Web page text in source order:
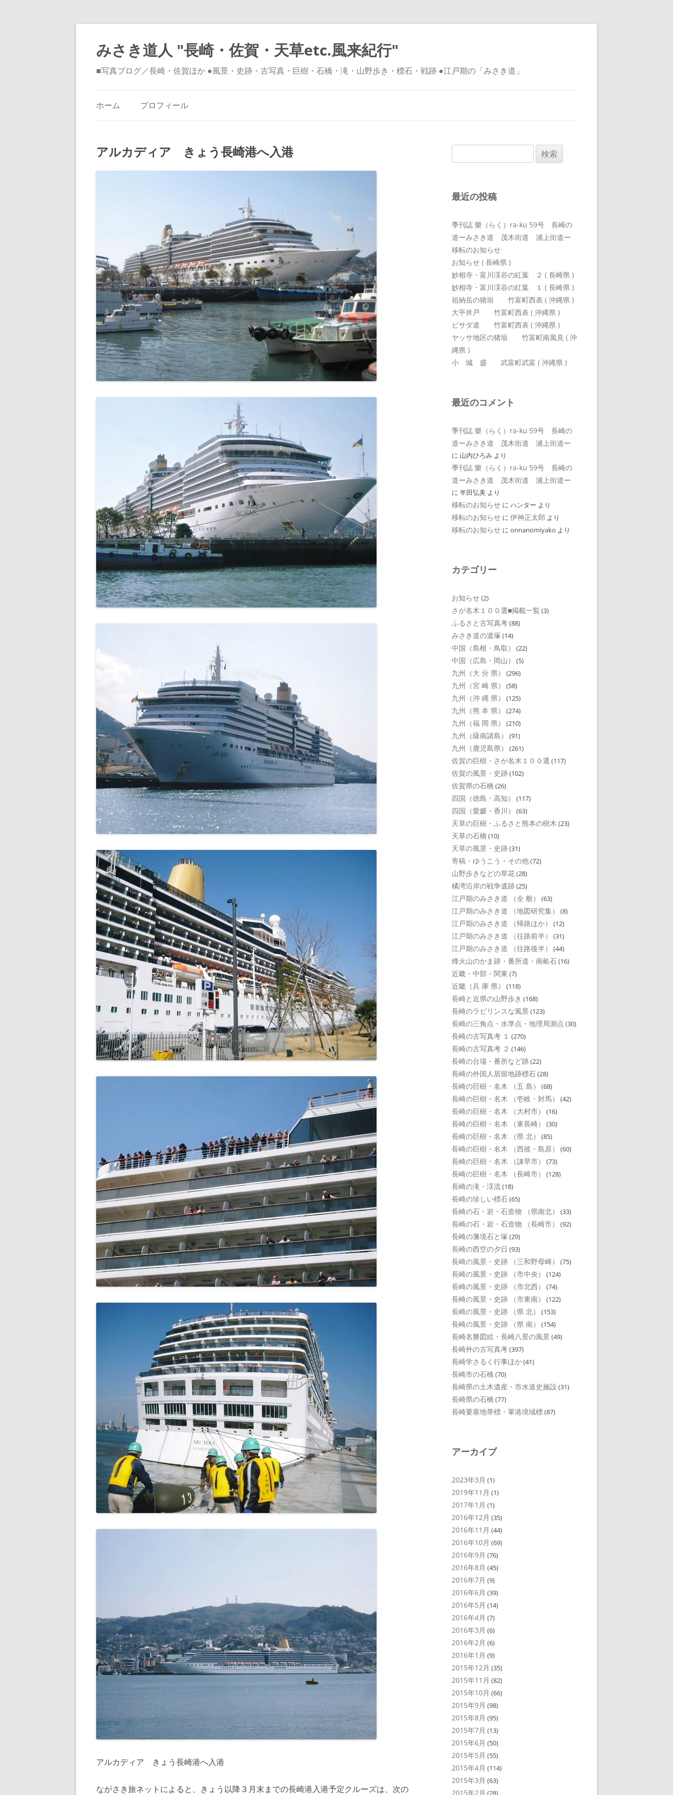
みさき道人 "長崎・佐賀・天草etc.風来紀行"
■写真ブログ／長崎・佐賀ほか ●風景・史跡・古写真・巨樹・石橋・滝・山野歩き・標石・戦跡 ●江戸期の「みさき道」
ホーム プロフィール
アルカディア きょう長崎港へ入港
アルカディア きょう長崎港へ入港
ながさき旅ネットによると、きょう以降３月末までの長崎港入港予定クルーズは、次の
索:
最近の投稿
季刊誌 樂（らく）ra-ku 59号 長崎の
道ーみさき道 茂木街道 浦上街道ー
移転のお知らせ
お知らせ ( 長崎県 )
妙相寺・富川渓谷の紅葉 ２ ( 長崎県 )
妙相寺・富川渓谷の紅葉 １ ( 長崎県 )
祖納岳の猪垣 竹富町西表 ( 沖縄県 )
大平井戸 竹富町西表 ( 沖縄県 )
ピサダ道 竹富町西表 ( 沖縄県 )
ヤッサ地区の猪垣 竹富町南風見 ( 沖
縄県 )
小 城 盛 武富町武富 ( 沖縄県 )
最近のコメント
季刊誌 樂（らく）ra-ku 59号 長崎の
道ーみさき道 茂木街道 浦上街道ー
に 山内ひろみ より
季刊誌 樂（らく）ra-ku 59号 長崎の
道ーみさき道 茂木街道 浦上街道ー
に 半田弘美 より
移転のお知らせ に ハンター より
移転のお知らせ に 伊神正太郎 より
移転のお知らせ に onnanomiyako より
カテゴリー
お知らせ(2)
さが名木１００選■掲載一覧 (3)
ふるさと古写真考(88)
みさき道の道塚 (14)
中国（島根・鳥取） (22)
中国（広島・岡山） (5)
九州（大 分 県） (296)
九州（宮 崎 県） (58)
九州（沖 縄 県） (125)
九州（熊 本 県） (274)
九州（福 岡 県） (210)
九州（薩南諸島） (91)
九州（鹿児島県） (261)
佐賀の巨樹・さが名木１００選 (117)
佐賀の風景・史跡(102)
佐賀県の石橋 (26)
四国（徳島・高知） (117)
四国（愛媛・香川） (63)
天草の巨樹・ふるさと熊本の樹木 (23)
天草の石橋 (10)
天草の風景・史跡(31)
寄稿・ゆうこう・その他(72)
山野歩きなどの草花(28)
橘湾沿岸の戦争遺跡(25)
江戸期のみさき道 （全 般） (63)
江戸期のみさき道 （地図研究集） (8)
江戸期のみさき道 （帰路ほか） (12)
江戸期のみさき道 （往路前半） (31)
江戸期のみさき道 （往路後半） (44)
烽火山のかま跡・番所道・南畝石(16)
近畿・中部・関東 (7)
近畿（兵 庫 県） (118)
長崎と近県の山野歩き (168)
長崎のラビリンスな風景 (123)
長崎の三角点・水準点・地理局測点 (30)
長崎の古写真考 １ (270)
長崎の古写真考 ２ (146)
長崎の台場・番所など跡(22)
長崎の外国人居留地跡標石(28)
長崎の巨樹・名木 （五 島） (68)
長崎の巨樹・名木 （壱岐・対馬） (42)
長崎の巨樹・名木 （大村市） (16)
長崎の巨樹・名木 （東長崎） (30)
長崎の巨樹・名木 （県 北） (85)
長崎の巨樹・名木 （西彼・島原） (60)
長崎の巨樹・名木 （諌早市） (73)
長崎の巨樹・名木 （長崎市） (128)
長崎の滝・渓流(18)
長崎の珍しい標石(65)
長崎の石・岩・石造物 （県南北） (33)
長崎の石・岩・石造物 （長崎市） (92)
長崎の藩境石と塚 (29)
長崎の西空の夕日 (93)
長崎の風景・史跡 （三和野母崎） (75)
長崎の風景・史跡 （市中央） (124)
長崎の風景・史跡 （市北西） (74)
長崎の風景・史跡 （市東南） (122)
長崎の風景・史跡 （県 北） (153)
長崎の風景・史跡 （県 南） (154)
長崎名勝図絵・長崎八景の風景 (49)
長崎外の古写真考(397)
長崎学さるく行事ほか(41)
長崎市の石橋 (70)
長崎県の土木遺産・市水道史施設 (31)
長崎県の石橋 (77)
長崎要塞地帯標・軍港境域標(87)
アーカイブ
2023年3月 (1)
2019年11月 (1)
2017年1月 (1)
2016年12月 (35)
2016年11月 (44)
2016年10月 (69)
2016年9月 (76)
2016年8月 (45)
2016年7月 (9)
2016年6月 (39)
2016年5月 (14)
2016年4月 (7)
2016年3月 (6)
2016年2月 (6)
2016年1月 (9)
2015年12月 (35)
2015年11月 (82)
2015年10月 (66)
2015年9月 (98)
2015年8月 (95)
2015年7月 (13)
2015年6月 (50)
2015年5月 (55)
2015年4月 (114)
2015年3月 (63)
2015年2月 (28)